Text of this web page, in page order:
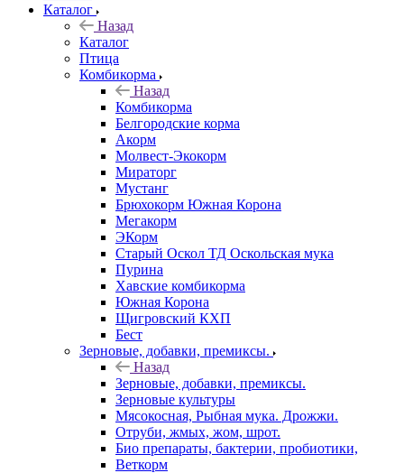
Каталог
Назад
Каталог
Птица
Комбикорма
Назад
Комбикорма
Белгородские корма
Акорм
Молвест-Экокорм
Мираторг
Мустанг
Брюхокорм Южная Корона
Мегакорм
ЭКорм
Старый Оскол ТД Оскольская мука
Пурина
Хавские комбикорма
Южная Корона
Щигровский КХП
Бест
Зерновые, добавки, премиксы.
Назад
Зерновые, добавки, премиксы.
Зерновые культуры
Мясокосная, Рыбная мука. Дрожжи.
Отруби, жмых, жом, шрот.
Био препараты, бактерии, пробиотики,
Веткорм